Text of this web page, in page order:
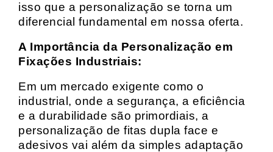
isso que a personalização se torna um
diferencial fundamental em nossa oferta.
A Importância da Personalização em
Fixações Industriais:
Em um mercado exigente como o
industrial, onde a segurança, a eficiência
e a durabilidade são primordiais, a
personalização de fitas dupla face e
adesivos vai além da simples adaptação